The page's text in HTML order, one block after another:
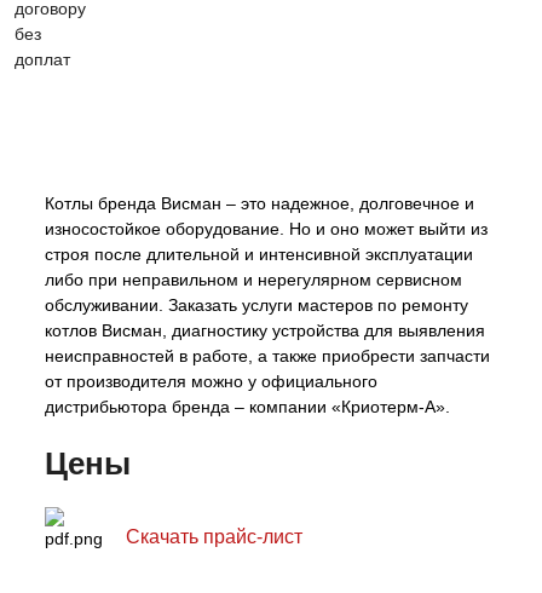
Котлы бренда Висман – это надежное, долговечное и
износостойкое оборудование. Но и оно может выйти из
строя после длительной и интенсивной эксплуатации
либо при неправильном и нерегулярном сервисном
обслуживании. Заказать услуги мастеров по ремонту
котлов Висман, диагностику устройства для выявления
неисправностей в работе, а также приобрести запчасти
от производителя можно у официального
дистрибьютора бренда – компании «Криотерм-А».
Цены
Скачать прайс-лист